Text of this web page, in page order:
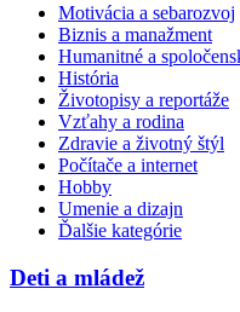
Motivácia a sebarozvoj
Biznis a manažment
Humanitné a
História
Životopisy a reportáže
Vzťahy a rodina
Zdravie a životný štýl
Počítače a internet
Hobby
Umenie a dizajn
Ďalšie kategórie
Deti a mládež